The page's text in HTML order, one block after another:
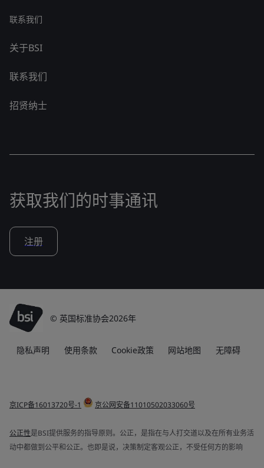
联系我们
关于BSI
联系我们
招贤纳士
获取我们的时事通讯
注册
© 英国标准协会2026年
隐私声明 使用条款 Cookie政策 网站地图 无障碍
京ICP备16013720号-1 京公网安备11010502033060号
公正性是BSI提供服务的指导原则。公正，是指在与人打交道以及在所有业务活
动中都做到公平和公正。也即是说，决策制定客观公正，不受任何方的影响